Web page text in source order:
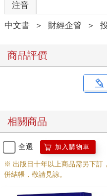
「跟你說，我們房子是台中市
漲很多了，要不然我們老家那
已。新房子更貴。」
「其實新房子貴也跟缺料、缺
漲很多，這也是一個很大的關鍵
「你說新房子缺料、缺工我能
的情況下，是不是就要去追買
跟缺料、缺工沒直接影響，但
那樣，如果不是老房東便宜賣
買到這間老公寓。」
不小心又聊了一段供需法則。
運將大哥嘆了口氣說：
「是啦，你講的也是有道理，
注音
中文書 ＞ 財經企管 ＞
商品評價
相關商品
全選 加入購物車
※ 出版日十年以上商品需另下訂
併結帳，敬請見諒。